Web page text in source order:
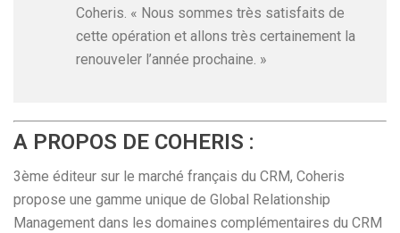
Coheris. « Nous sommes très satisfaits de
cette opération et allons très certainement la
renouveler l’année prochaine. »
A PROPOS DE COHERIS :
3ème éditeur sur le marché français du CRM, Coheris
propose une gamme unique de Global Relationship
Management dans les domaines complémentaires du CRM